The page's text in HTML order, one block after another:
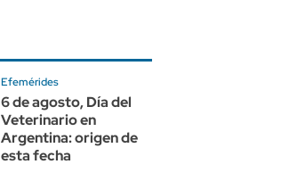
Efemérides
6 de agosto, Día del
Veterinario en
Argentina: origen de
esta fecha